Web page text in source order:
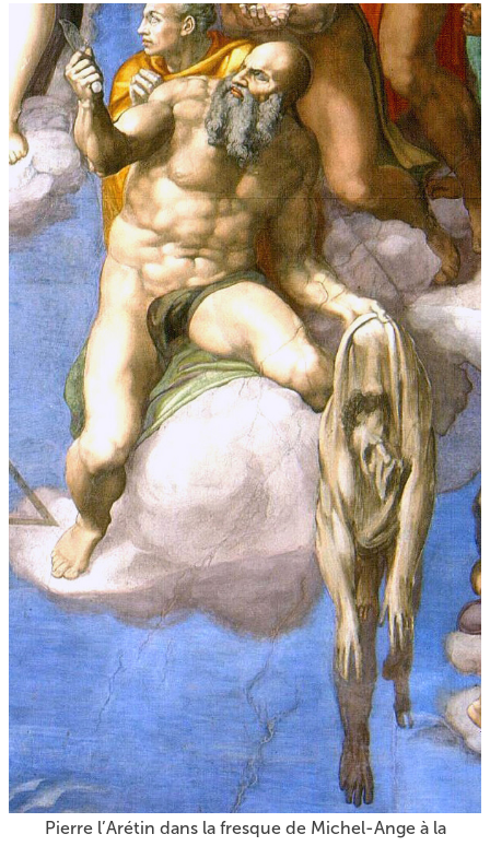
Pierre l’Arétin dans la fresque de Michel-Ange à la